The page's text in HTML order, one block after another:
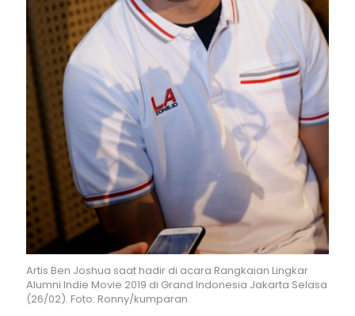
Artis Ben Joshua saat hadir di acara Rangkaian Lingkar
Alumni Indie Movie 2019 di Grand Indonesia Jakarta Selasa
(26/02). Foto: Ronny/kumparan